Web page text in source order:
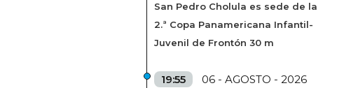
San Pedro Cholula es sede de la
2.ª Copa Panamericana Infantil-
Juvenil de Frontón 30 m
19:55 06 - AGOSTO - 2026